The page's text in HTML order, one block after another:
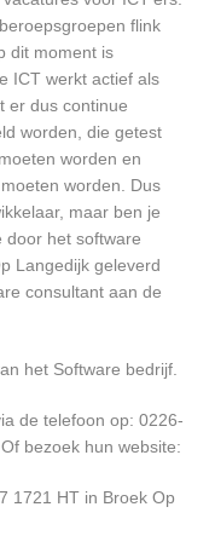
flink
dit moment is
ICT werkt actief als
er dus continue
worden, die getest
worden en
worden. Dus
maar ben je
door het software
Langedijk geleverd
consultant aan de
het Software bedrijf.
de telefoon op: 0226-
. Of bezoek hun website:
1721 HT in Broek Op